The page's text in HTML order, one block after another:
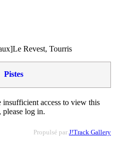
Revest, Tourris
Pistes
access to view this
please log in.
Propulsé par J!Track Gallery